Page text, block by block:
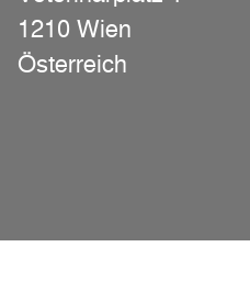
1210 Wien
Österreich